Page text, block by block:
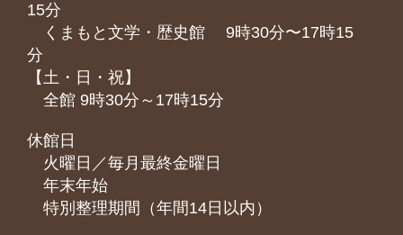
15分
くまもと⽂学・歴史館 9時30分〜17時15
分
【土・日・祝】
全館 9時30分～17時15分
休館日
火曜日／毎月最終金曜日
年末年始
特別整理期間（年間14日以内）